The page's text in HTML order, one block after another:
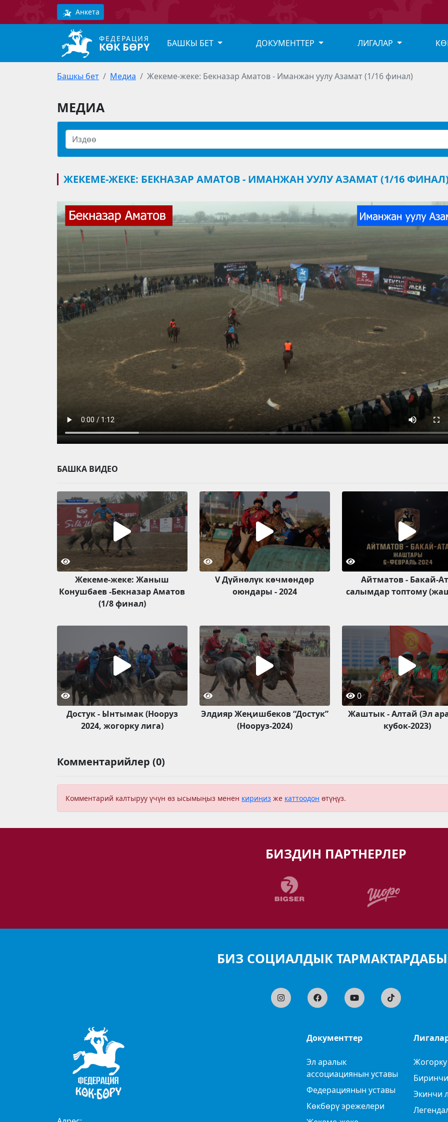
Анкета
ФЕДЕРАЦИЯ
КӨК БӨРҮ БАШКЫ БЕТ ДОКУМЕНТТЕР ЛИГАЛАР
Башкы бет Медиа Жекеме-жеке: Бекназар Аматов - Иманжан уулу Азамат (1/16 финал)
МЕДИА
ЖЕКЕМЕ-ЖЕКЕ: БЕКНАЗАР АМАТОВ - ИМАНЖАН УУЛУ АЗАМАТ (1/16
БАШКА ВИДЕО
Жекеме-жеке: Жаныш
Конушбаев -Бекназар Аматов
(1/8 финал)
V Дүйнөлүк көчмөндөр
оюндары - 2024
Айтматов - Бакай-
салымдар топтому
Достук - Ынтымак (Нооруз
2024, жогорку лига)
Элдияр Жеңишбеков “Достук”
(Нооруз-2024)
0
Жаштык - Алтай (Эл
кубок-2023)
Комментарийлер (0)
Комментарий калтыруу үчүн өз ысымыңыз менен кириңиз же каттоодон өтүңүз.
БИЗДИН ПАРТНЕРЛЕР
БИЗ СОЦИАЛДЫК
Документтер
Эл аралык
ассоциациянын уставы
Федерациянын уставы
Көкбөрү эрежелери
Жогорку
Экинчи